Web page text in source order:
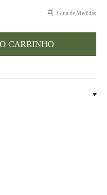
Guia de Medidas